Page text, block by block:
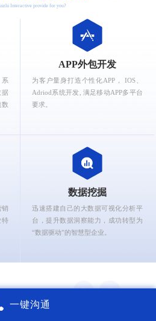
What can Ruizhi Interactive provide for you?
据
数
APP外包开发
为客户量身打造个性化APP， IOS、
Adriod系统开发, 满足移动APP多平台
要求。
数据挖掘
迅速搭建自己的大数据可视化分析平
台，提升数据洞察能力，成功转型为
“数据驱动”的智慧型企业。
动核心能力
一键沟通